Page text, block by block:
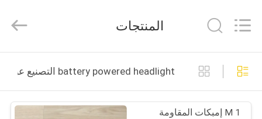
المنزل
المنتجات
Trade
Rights
المنتجات
battery powered headlight التصنيع عبر الإنترنت
1 M إمبكات المقاومة